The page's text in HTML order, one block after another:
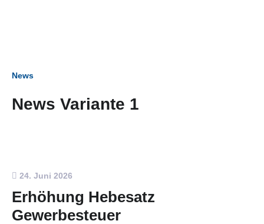
News
News Variante 1
24. Juni 2026
Erhöhung Hebesatz
Gewerbesteuer